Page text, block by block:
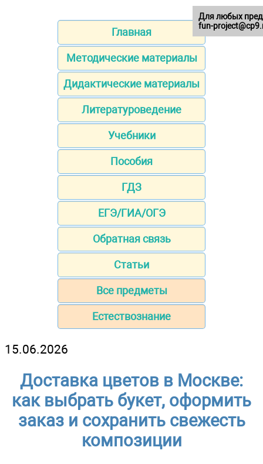
Главная
Методические материалы
Дидактические материалы
Литературоведение
Учебники
Пособия
ГДЗ
ЕГЭ/ГИА/ОГЭ
Обратная связь
Статьи
Все предметы
Естествознание
15.06.2026
Доставка цветов в Москве:
как выбрать букет, оформить
заказ и сохранить свежесть
композиции
Для любых
fun-